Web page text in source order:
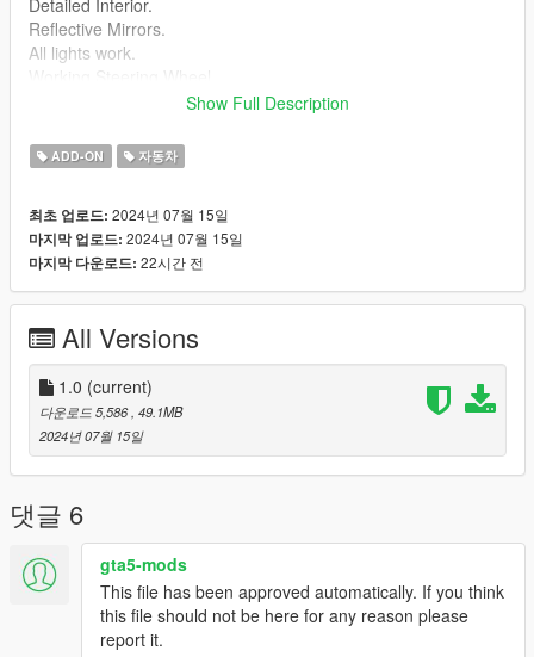
Reflective Mirrors.
All lights work.
Install instructions provided in download.
aurora folder goes to:
gtav/mods/update/x64/dlcpacks
mods/update/update.rpf/common/data
Add the line dlcpacks:/dpctank400/
to the dlclist and save then exit.
Spawn: dpctank400
Show Full Description
ADD-ON 자동차
최초 업로드: 2024년 07월 15일
마지막 업로드: 2024년 07월 15일
마지막 다운로드: 22시간 전
All Versions
1.0 (current)
다운로드 5,586 , 49.1MB
2024년 07월 15일
댓글 6
gta5-mods
This file has been approved automatically. If you think
this file should not be here for any reason please
report it.